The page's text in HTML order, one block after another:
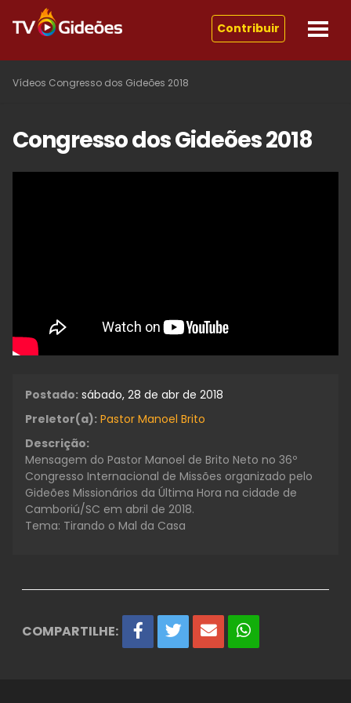
Contribuir
Vídeos Congresso dos Gideões 2018
Congresso dos Gideões 2018
Postado: sábado, 28 de abr de 2018
Preletor(a): Pastor Manoel Brito
Descrição:
Mensagem do Pastor Manoel de Brito Neto no 36º
Congresso Internacional de Missões organizado pelo
Gideões Missionários da Última Hora na cidade de
Camboriú/SC em abril de 2018.
Tema: Tirando o Mal da Casa
COMPARTILHE: